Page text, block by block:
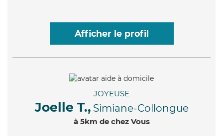
Afficher le profil
JOYEUSE
Joelle T., Simiane-Collongue
à 5km de chez Vous